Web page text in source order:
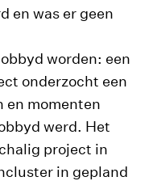
en was er geen
worden: een
onderzocht een
en momenten
werd. Het
project in
in gepland